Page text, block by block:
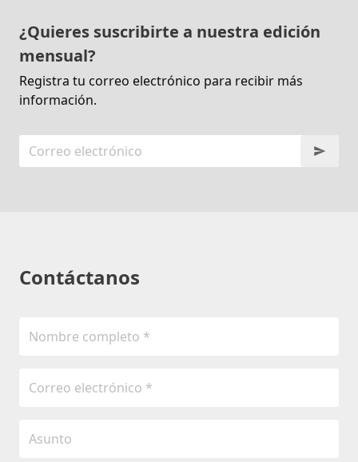
¿Quieres suscribirte a nuestra edición
mensual?
Registra tu correo electrónico para recibir más
información.
Contáctanos